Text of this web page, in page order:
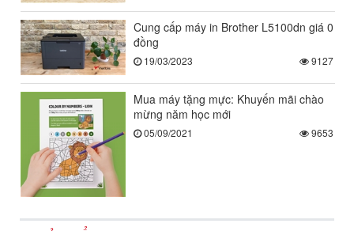
Cung cấp máy in Brother L5100dn giá 0
đồng
19/03/2023 9127
Mua máy tặng mực: Khuyến mãi chào
mừng năm học mới
05/09/2021 9653